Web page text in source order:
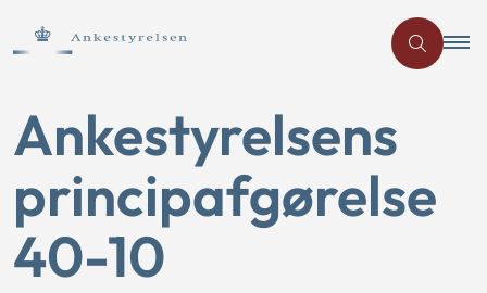
Ankestyrelsens
principafgørelse
40-10